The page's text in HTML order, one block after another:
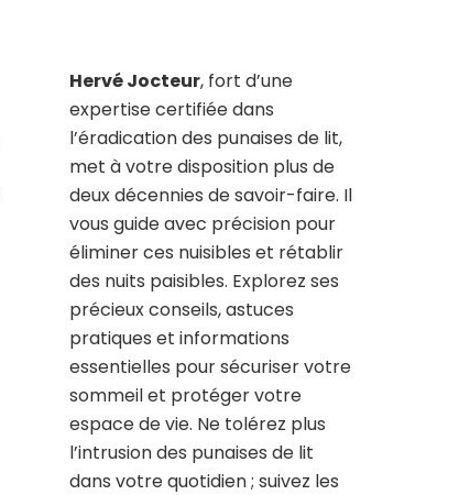
Hervé Jocteur, fort d’une
expertise certifiée dans
l’éradication des punaises de lit,
met à votre disposition plus de
deux décennies de savoir-faire. Il
vous guide avec précision pour
éliminer ces nuisibles et rétablir
des nuits paisibles. Explorez ses
précieux conseils, astuces
pratiques et informations
essentielles pour sécuriser votre
sommeil et protéger votre
espace de vie. Ne tolérez plus
l’intrusion des punaises de lit
dans votre quotidien ; suivez les